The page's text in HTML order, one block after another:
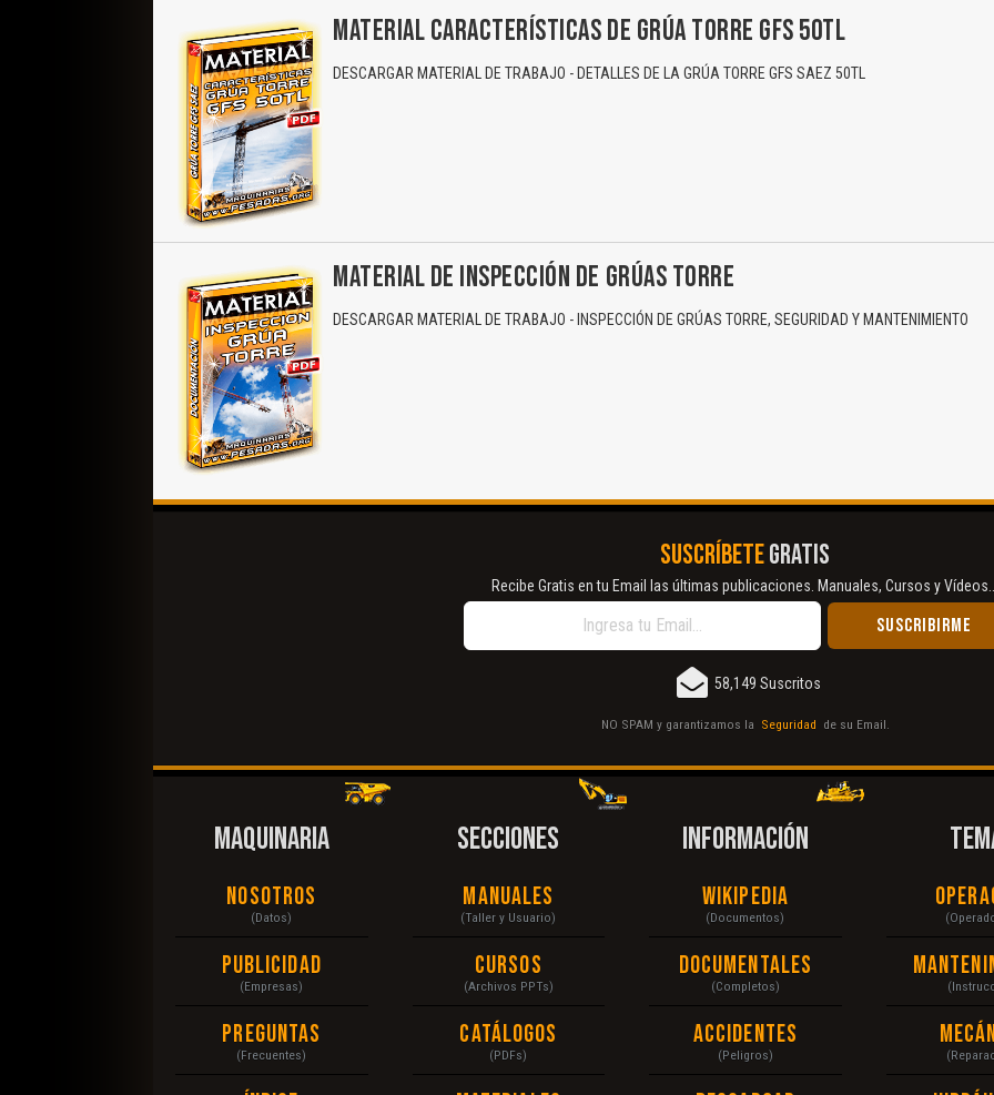
MATERIAL CARACTERÍSTICAS DE GRÚA TORRE GFS 50TL
DESCARGAR MATERIAL DE TRABAJO - DETALLES DE LA GRÚA TORRE GFS SAEZ 50TL
MATERIAL DE INSPECCIÓN DE GRÚAS TORRE
DESCARGAR MATERIAL DE TRABAJO - INSPECCIÓN DE GRÚAS TORRE, SEGURIDAD Y MANTENIMIENTO
SUSCRÍBETEGRATIS
Recibe Gratis en tu Email las últimas publicaciones. Manuales, Cursos y
58,149 Suscritos
NO SPAM y garantizamos la Seguridad de su Email.
MAQUINARIA
Nosotros
(Datos)
Publicidad
(Empresas)
Preguntas
(Frecuentes)
SECCIONES
Manuales
(Taller y Usuario)
Cursos
(Archivos PPTs)
Catálogos
(PDFs)
INFORMACIÓN
Wikipedia
(Documentos)
Documentales
(Completos)
Accidentes
(Peligros)
No carga o no se visualiza el contenido.
Reportar otro tipo de error...